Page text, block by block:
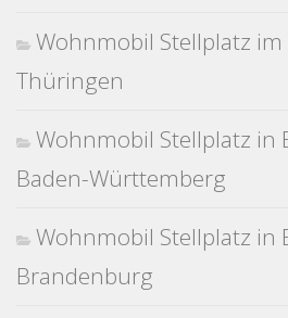
Wohnmobil Stellplatz
Thüringen
Wohnmobil Stellplatz in
Baden-Württemberg
Wohnmobil Stellplatz in
Brandenburg